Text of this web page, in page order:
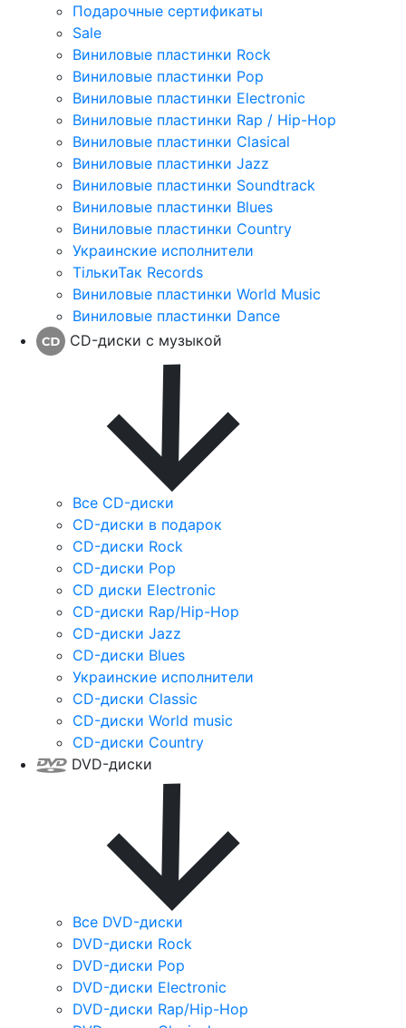
Подарочные сертификаты
Sale
Виниловые пластинки Rock
Виниловые пластинки Pop
Виниловые пластинки Electronic
Виниловые пластинки Rap / Hip-Hop
Виниловые пластинки Clasical
Виниловые пластинки Jazz
Виниловые пластинки Soundtrack
Виниловые пластинки Blues
Виниловые пластинки Country
Украинские исполнители
ТількиТак Records
Виниловые пластинки World Music
Виниловые пластинки Dance
CD-диски с музыкой
Все CD-диски
CD-диски в подарок
CD-диски Rock
CD-диски Pop
CD диски Electronic
CD-диски Rap/Hip-Hop
CD-диски Jazz
CD-диски Blues
Украинские исполнители
CD-диски Classic
CD-диски World music
CD-диски Country
DVD-диски
Все DVD-диски
DVD-диски Rock
DVD-диски Pop
DVD-диски Electronic
DVD-диски Rap/Hip-Hop